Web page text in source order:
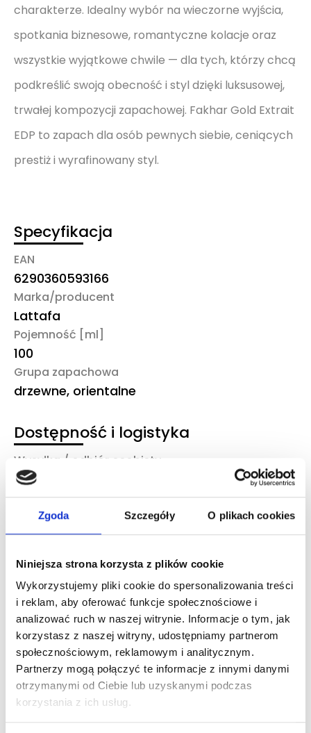
Zgoda Szczegóły O plikach cookies
Niniejsza strona korzysta z plików cookie
Wykorzystujemy pliki cookie do spersonalizowania treści
i reklam, aby oferować funkcje społecznościowe i
analizować ruch w naszej witrynie. Informacje o tym, jak
korzystasz z naszej witryny, udostępniamy partnerom
społecznościowym, reklamowym i analitycznym.
Partnerzy mogą połączyć te informacje z innymi danymi
otrzymanymi od Ciebie lub uzyskanymi podczas
korzystania z ich usług.
charakterze. Idealny wybór na wieczorne wyjścia,
spotkania biznesowe, romantyczne kolacje oraz
wszystkie wyjątkowe chwile — dla tych, którzy chcą
podkreślić swoją obecność i styl dzięki luksusowej,
trwałej kompozycji zapachowej. Fakhar Gold Extrait
EDP to zapach dla osób pewnych siebie, ceniących
prestiż i wyrafinowany styl.
Specyfikacja
EAN
6290360593166
Marka/producent
Lattafa
Pojemność [ml]
100
Grupa zapachowa
drzewne, orientalne
Dostępność i logistyka
Wysyłka / odbiór osobisty
Kurier DHL, Paczkomat InPost, odiór osobisty
Czas realizacji
3-6 dni robocze
Dostępność magazynowa
To również może Ciebie
zainteresować
Zaloguj się, aby zobaczyć cenę
HERRERA LA BOMBA EDP
woda perfumowana